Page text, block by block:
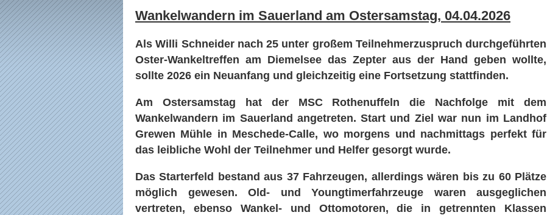
Wankelwandern im Sauerland am Ostersamstag, 04.04.2026
Als Willi Schneider nach 25 unter großem Teilnehmerzuspruch durchgeführten
Oster-Wankeltreffen am Diemelsee das Zepter aus der Hand geben wollte,
sollte 2026 ein Neuanfang und gleichzeitig eine Fortsetzung stattfinden.
Am Ostersamstag hat der MSC Rothenuffeln die Nachfolge mit dem
Wankelwandern im Sauerland angetreten. Start und Ziel war nun im Landhof
Grewen Mühle in Meschede-Calle, wo morgens und nachmittags perfekt für
das leibliche Wohl der Teilnehmer und Helfer gesorgt wurde.
Das Starterfeld bestand aus 37 Fahrzeugen, allerdings wären bis zu 60 Plätze
möglich gewesen. Old- und Youngtimerfahrzeuge waren ausgeglichen
vertreten, ebenso Wankel- und Ottomotoren, die in getrennten Klassen